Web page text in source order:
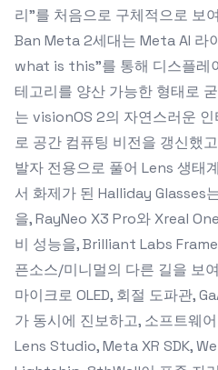
리"를 처음으로 구체적으로 보
Ban Meta 2세대는 Meta AI 라
what is this"를 통해 디스플레
테고리를 양산 가능한 형태로
는 visionOS 2의 자연스러운
로 공간 컴퓨팅 비전을 갱신했
발자 전용으로 풀어 Lens 생태
서 화제가 된 Halliday Glasses
을, RayNeo X3 Pro와 Xreal
비 성능을, Brilliant Labs
픈소스/미니멀의 다른 길을 보
마이크로 OLED, 회절 도파관,
가 동시에 진보하고, 소프트웨
Lens Studio, Meta XR SDK,